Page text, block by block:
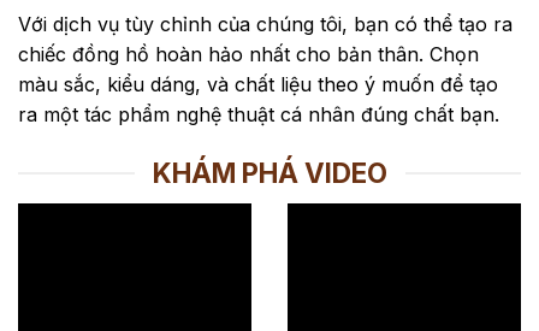
Với dịch vụ tùy chỉnh của chúng tôi, bạn có thể tạo ra
chiếc đồng hồ hoàn hảo nhất cho bản thân. Chọn
màu sắc, kiểu dáng, và chất liệu theo ý muốn để tạo
ra một tác phẩm nghệ thuật cá nhân đúng chất bạn.
KHÁM PHÁ VIDEO